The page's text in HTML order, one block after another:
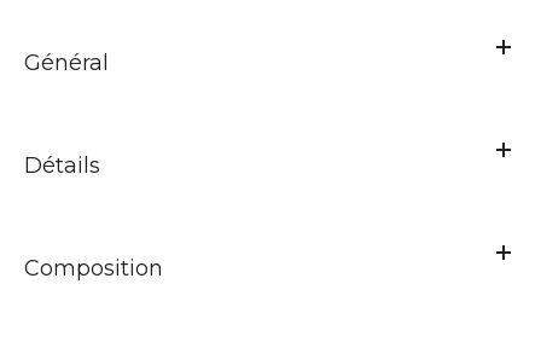
Général
Détails
Composition